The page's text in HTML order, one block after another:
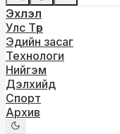
Эхлэл
Улс Төр
Эдийн засаг
Технологи
Нийгэм
Дэлхийд
Спорт
Архив